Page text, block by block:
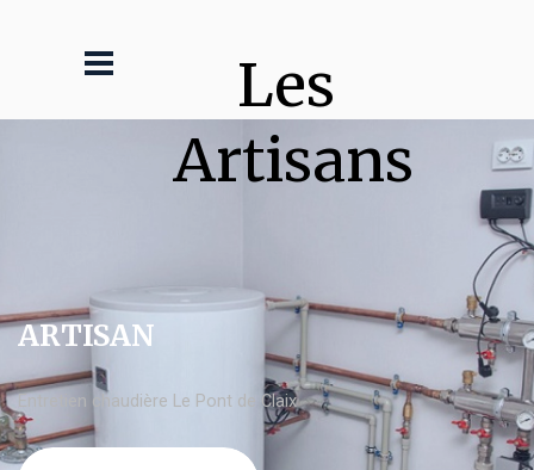
Les
Artisans
ARTISAN
Entretien chaudière Le Pont de Claix